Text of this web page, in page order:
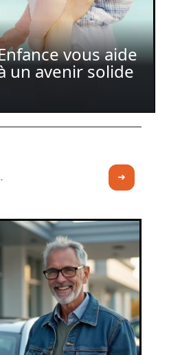
vous aide
un avenir solide